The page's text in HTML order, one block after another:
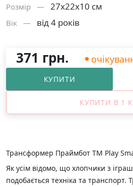
Розмiр — 27х22х10 см
Вік — від 4 років
371 грн.
КУПИТИ
КУПИТИ В 1
Трансформер Праймбот TM Play
Як усім відомо, що хлопчики з
подобається техніка та транспорт.